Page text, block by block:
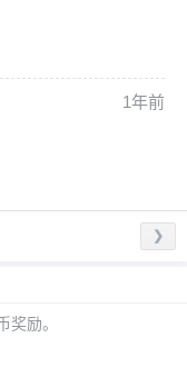
1年前
❯
奖励。